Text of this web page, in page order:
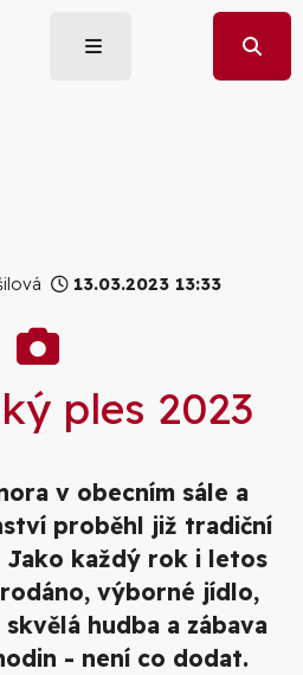
13.03.2023 13:33
Galerie
ples 2023
v obecním sále a
proběhl již tradiční
Jako každý rok i letos
výborné jídlo,
hudba a zábava
- není co dodat.